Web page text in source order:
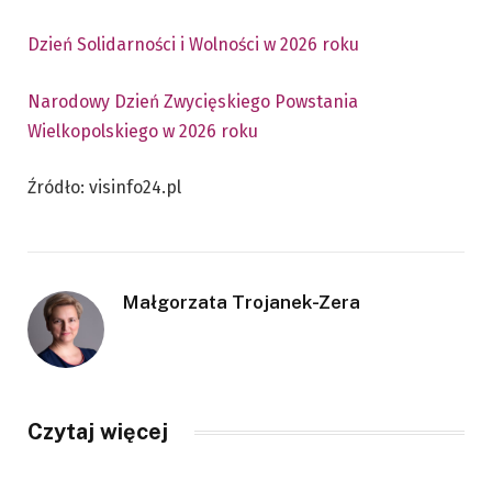
Dzień Solidarności i Wolności w 2026 roku
Narodowy Dzień Zwycięskiego Powstania
Wielkopolskiego w 2026 roku
Źródło: visinfo24.pl
Małgorzata Trojanek-Zera
Czytaj więcej